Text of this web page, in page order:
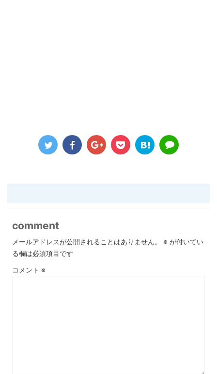
comment
メールアドレスが公開されることはありません。 ※ が付いてい
る欄は必須項目です
コメント ※